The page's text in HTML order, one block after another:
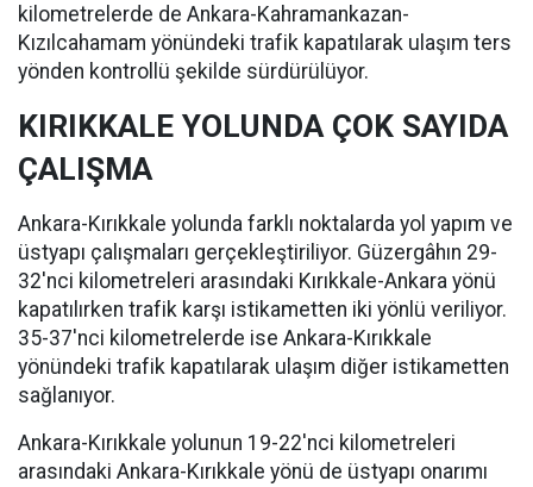
kilometrelerde de Ankara-Kahramankazan-
Kızılcahamam yönündeki trafik kapatılarak ulaşım ters
yönden kontrollü şekilde sürdürülüyor.
KIRIKKALE YOLUNDA ÇOK SAYIDA
ÇALIŞMA
Ankara-Kırıkkale yolunda farklı noktalarda yol yapım ve
üstyapı çalışmaları gerçekleştiriliyor. Güzergâhın 29-
32'nci kilometreleri arasındaki Kırıkkale-Ankara yönü
kapatılırken trafik karşı istikametten iki yönlü veriliyor.
35-37'nci kilometrelerde ise Ankara-Kırıkkale
yönündeki trafik kapatılarak ulaşım diğer istikametten
sağlanıyor.
Ankara-Kırıkkale yolunun 19-22'nci kilometreleri
arasındaki Ankara-Kırıkkale yönü de üstyapı onarımı